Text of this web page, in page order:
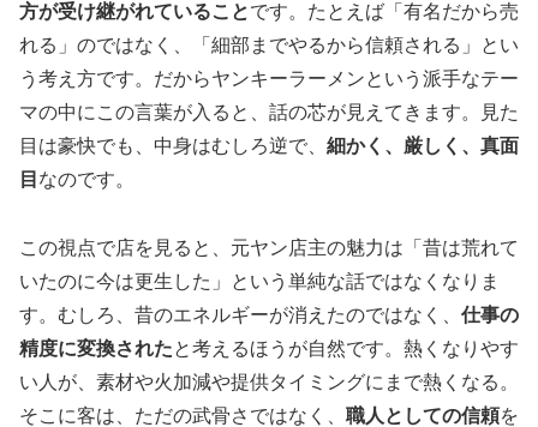
方が受け継がれていることです。たとえば「有名だから売
れる」のではなく、「細部までやるから信頼される」とい
う考え方です。だからヤンキーラーメンという派手なテー
マの中にこの言葉が入ると、話の芯が見えてきます。見た
目は豪快でも、中身はむしろ逆で、 細かく、厳しく、真面
目 なのです。
この視点で店を見ると、元ヤン店主の魅力は「昔は荒れて
いたのに今は更生した」という単純な話ではなくなりま
す。むしろ、昔のエネルギーが消えたのではなく、 仕事の
精度に変換されたと考えるほうが自然です。熱くなりやす
い人が、素材や火加減や提供タイミングにまで熱くなる。
そこに客は、ただの武骨さではなく、 職人としての信頼を